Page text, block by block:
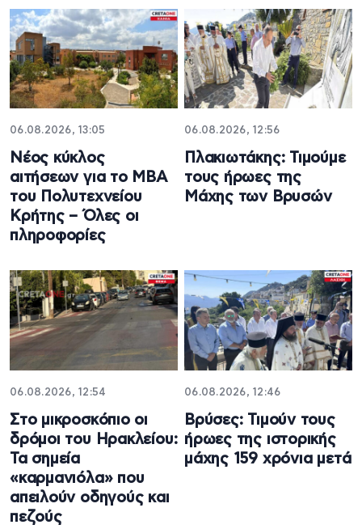
06.08.2026, 13:05
Νέος κύκλος
αιτήσεων για το MBA
του Πολυτεχνείου
Κρήτης – Όλες οι
πληροφορίες
06.08.2026, 12:56
Πλακιωτάκης: Τιμούμε
τους ήρωες της
Μάχης των Βρυσών
06.08.2026, 12:54
Στο μικροσκόπιο οι
δρόμοι του Ηρακλείου:
Τα σημεία
«καρμανιόλα» που
απειλούν οδηγούς και
πεζούς
06.08.2026, 12:46
Βρύσες: Τιμούν τους
ήρωες της ιστορικής
μάχης 159 χρόνια μετά